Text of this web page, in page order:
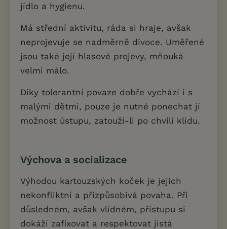
jídlo a hygienu.
Má střední aktivitu, ráda si hraje, avšak
neprojevuje se nadměrně divoce. Uměřené
jsou také její hlasové projevy, mňouká
velmi málo.
Díky tolerantní povaze dobře vychází i s
malými dětmi, pouze je nutné ponechat jí
možnost ústupu, zatouží-li po chvíli klidu.
Výchova a socializace
Výhodou kartouzských koček je jejich
nekonfliktní a přizpůsobivá povaha. Při
důsledném, avšak vlídném, přístupu si
dokáží zafixovat a respektovat jistá